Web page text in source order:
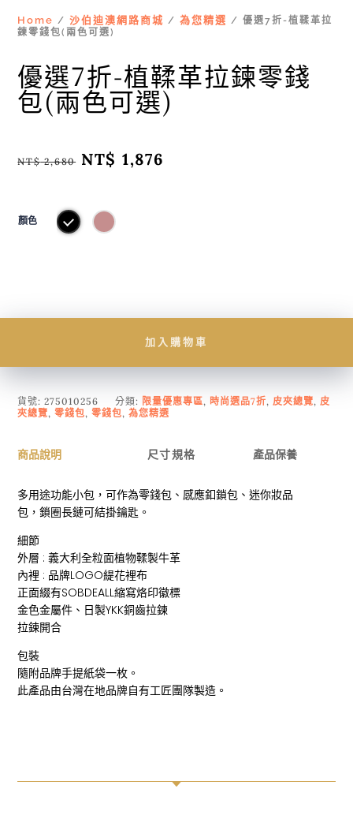
Home /沙伯迪澳網路商城 /為您精選 / 優選7折-植鞣革拉
鍊零錢包(兩色可選)
優選7折-植鞣革拉鍊零錢
包(兩色可選)
NT$2,680 原
NT$ 2,680。
NT$ 1,876
顏色
加入購物車
貨號:275010256 分類: 限量優惠專區, 時尚選品7折,皮夾總覽,皮
夾總覽,零錢包,零錢包,為您精選
商品說明 尺寸規格 產品保養
多用途功能小包，可作為零錢包、感應釦鎖包、迷你妝品
包，鎖圈長鏈可結掛鑰匙。
細節
外層 : 義大利全粒面植物鞣製牛革
內裡 : 品牌LOGO緹花裡布
正面綴有SOBDEALL縮寫烙印徽標
金色金屬件、日製YKK銅齒拉鍊
拉鍊開合
包裝
隨附品牌手提紙袋一枚。
此產品由台灣在地品牌自有工匠團隊製造。
C